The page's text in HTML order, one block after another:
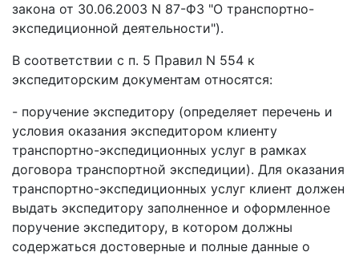
закона от 30.06.2003 N 87-ФЗ "О транспортно-
экспедиционной деятельности").
В соответствии с п. 5 Правил N 554 к
экспедиторским документам относятся:
- поручение экспедитору (определяет перечень и
условия оказания экспедитором клиенту
транспортно-экспедиционных услуг в рамках
договора транспортной экспедиции). Для оказания
транспортно-экспедиционных услуг клиент должен
выдать экспедитору заполненное и оформленное
поручение экспедитору, в котором должны
содержаться достоверные и полные данные о